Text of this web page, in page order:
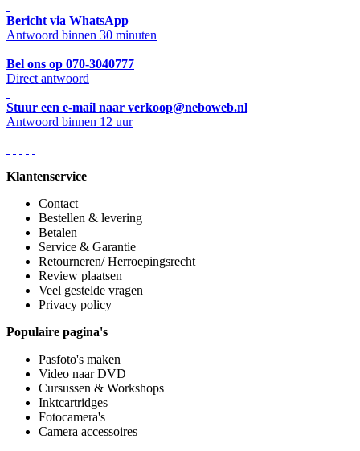
Bericht via WhatsApp
Antwoord binnen 30 minuten
Bel ons op 070-3040777
Direct antwoord
Stuur een e-mail naar verkoop@neboweb.nl
Antwoord binnen 12 uur
Klantenservice
Contact
Bestellen & levering
Betalen
Service & Garantie
Retourneren/ Herroepingsrecht
Review plaatsen
Veel gestelde vragen
Privacy policy
Populaire pagina's
Pasfoto's maken
Video naar DVD
Cursussen & Workshops
Inktcartridges
Fotocamera's
Camera accessoires